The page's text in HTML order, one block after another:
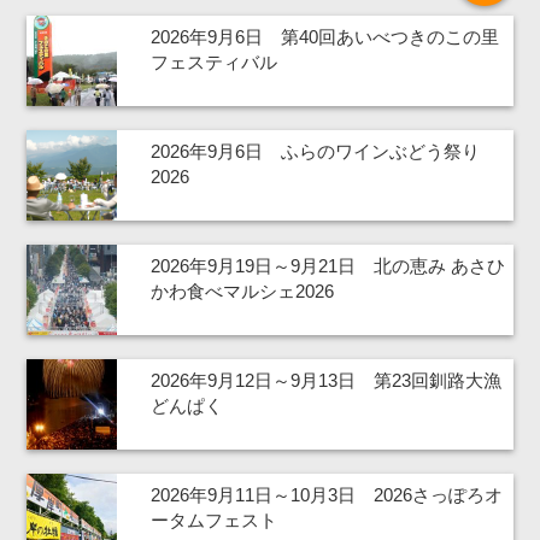
2026年9月6日 第40回あいべつきのこの里
フェスティバル
2026年9月6日 ふらのワインぶどう祭り
2026
2026年9月19日～9月21日 北の恵み あさひ
かわ食べマルシェ2026
2026年9月12日～9月13日 第23回釧路大漁
どんぱく
2026年9月11日～10月3日 2026さっぽろオ
ータムフェスト